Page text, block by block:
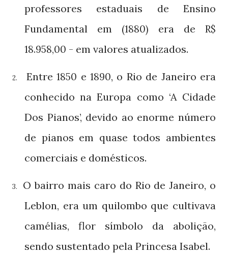
professores estaduais de Ensino
Fundamental em (1880) era de R$
18.958,00 - em valores atualizados.
2. Entre1850 e 1890, o Rio de Janeiro era
conhecido na Europa como ‘A Cidade
Dos Pianos’, devido ao enorme número
de pianos em quase todos ambientes
comerciais e domésticos.
3.
O bairro mais caro do Rio de Janeiro, o
Leblon, era um quilombo que cultivava
camélias, flor símbolo da abolição,
sendo sustentado pela Princesa Isabel.